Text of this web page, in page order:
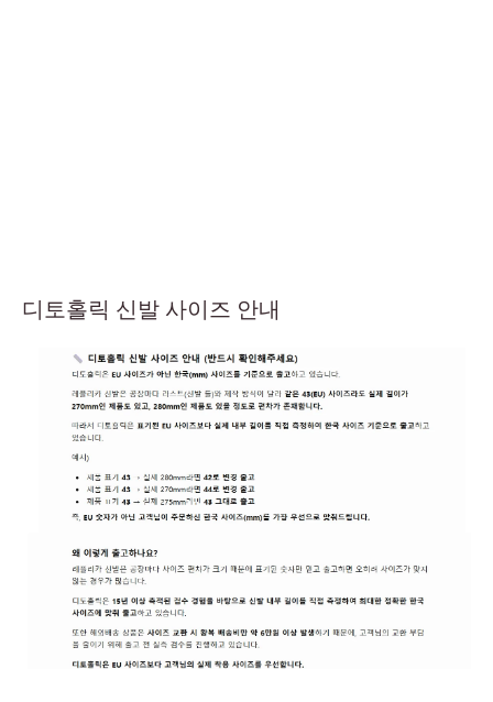
디토홀릭 신발 사이즈 안내